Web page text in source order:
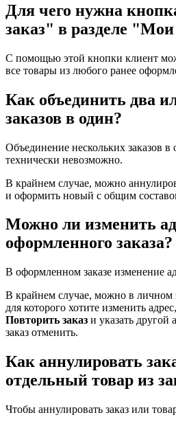
Для чего нужна
заказ" в разделе
С помощью этой кнопки клиент
все товары из любого ранее
Как объединить два
заказов в один?
Объединение нескольких заказов
технически невозможно.
В крайнем случае, можно
и оформить новый с общим
Можно ли изменить
оформленного заказа?
В оформленном заказе изменение
В крайнем случае, можно в личном
для которого хотите изменить
Повторить заказ и указать другой
заказ отменить.
Как аннулировать
отдельный товар из
Чтобы аннулировать заказ или